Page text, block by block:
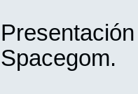
Spacegom.